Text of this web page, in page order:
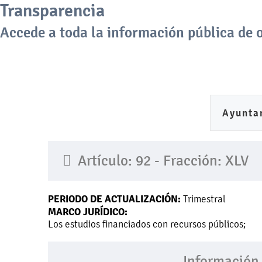
Transparencia
Accede a toda la información pública
Artículo: 92 - Fracción: XLV
PERIODO DE ACTUALIZACIÓN: Trimestral
MARCO JURÍDICO:
Los estudios financiados con recursos públicos;